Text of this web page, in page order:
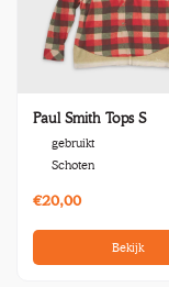
Paul Smith Tops S
gebruikt
Schoten
€20,00
Bekijk